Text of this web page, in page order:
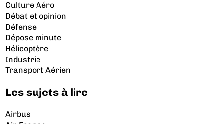
Culture Aéro
Débat et opinion
Défense
Dépose minute
Hélicoptère
Industrie
Transport Aérien
Les sujets à lire
Airbus